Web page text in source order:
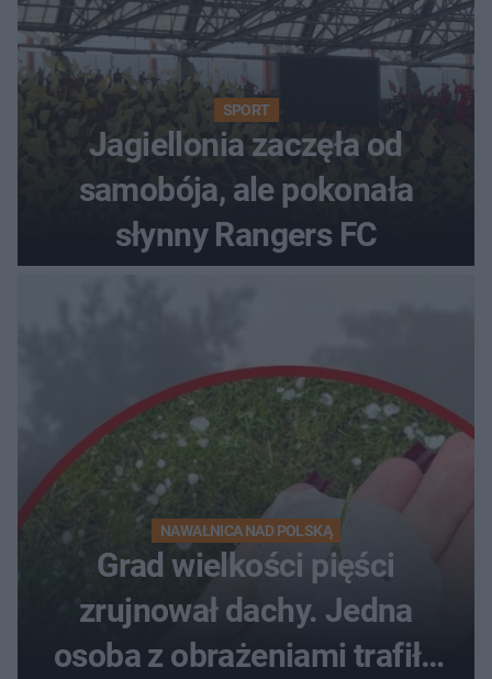
SPORT
Jagiellonia zaczęła od
samobója, ale pokonała
słynny Rangers FC
NAWAŁNICA NAD POLSKĄ
Grad wielkości pięści
zrujnował dachy. Jedna
osoba z obrażeniami trafiła